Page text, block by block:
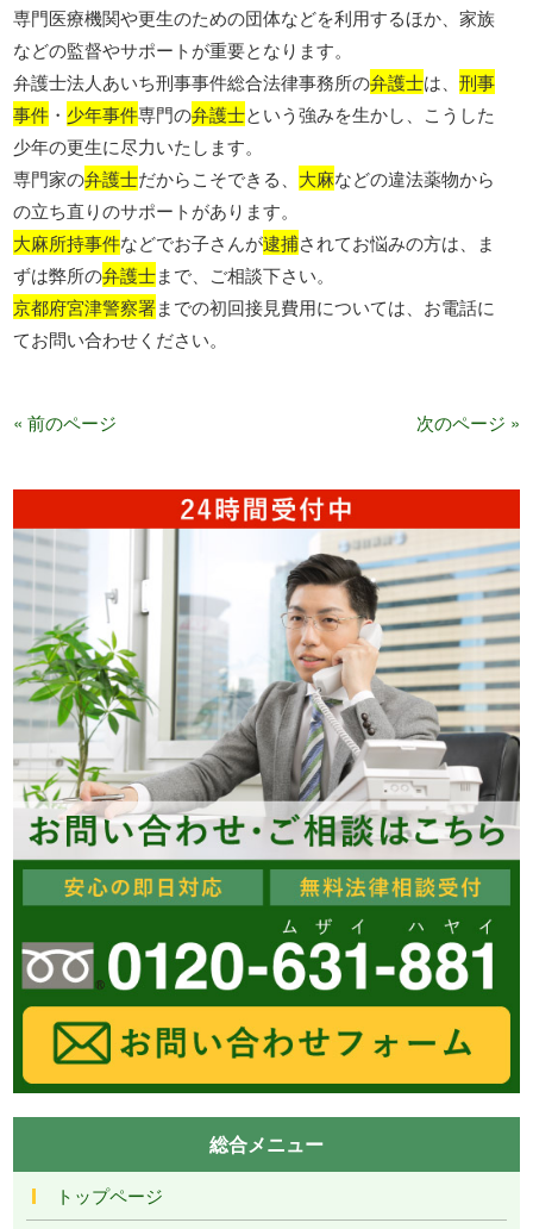
専門医療機関や更生のための団体などを利用するほか、家族
などの監督やサポートが重要となります。
弁護士法人あいち刑事事件総合法律事務所の弁護士は、刑事
事件 ・ 少年事件専門の弁護士という強みを生かし、こうした
少年の更生に尽力いたします。
専門家の弁護士だからこそできる、 大麻などの違法薬物から
の立ち直りのサポートがあります。
大麻所持事件などでお子さんが逮捕されてお悩みの方は、ま
ずは弊所の弁護士まで、ご相談下さい。
京都府宮津警察署までの初回接見費用については、お電話に
てお問い合わせください。
« 前のページ 次のページ »
総合メニュー
トップページ